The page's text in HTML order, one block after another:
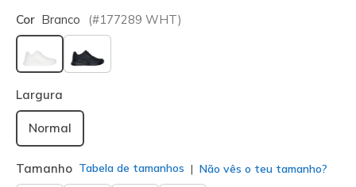
Cor Branco (#177289 WHT)
selecionado
Largura
Normal
Tamanho Tabela de tamanhos Não vês o teu tamanho?